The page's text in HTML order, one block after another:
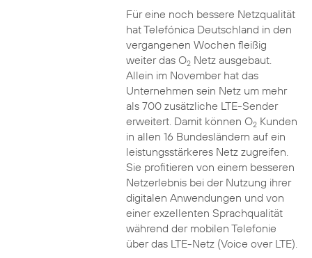
Für eine noch bessere Netzqualität
hat Telefónica Deutschland in den
vergangenen Wochen fleißig
weiter das O2Netz ausgebaut.
Allein im November hat das
Unternehmen sein Netz um mehr
als 700 zusätzliche LTE-Sender
erweitert. Damit können O2Kunden
in allen 16 Bundesländern auf ein
leistungsstärkeres Netz zugreifen.
Sie profitieren von einem besseren
Netzerlebnis bei der Nutzung ihrer
digitalen Anwendungen und von
einer exzellenten Sprachqualität
während der mobilen Telefonie
über das LTE-Netz (Voice over LTE).